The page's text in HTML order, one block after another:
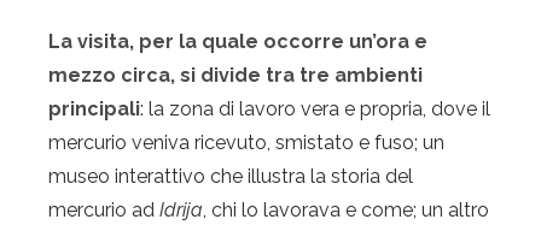
La visita, per la quale occorre un’ora e
mezzo circa, si divide tra tre ambienti
principali: la zona di lavoro vera e propria, dove il
mercurio veniva ricevuto, smistato e fuso; un
museo interattivo che illustra la storia del
mercurio ad Idrija, chi lo lavorava e come; un altro